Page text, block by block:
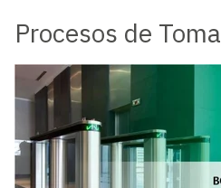
Procesos de